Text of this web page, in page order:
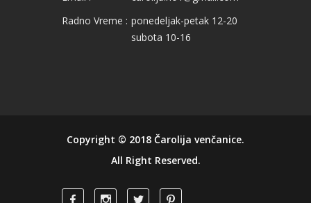
Radno Vreme : ponedeljak-petak 12-20
subota 10-16
Copyright © 2018 Čarolija venčanice.
All Right Reserved.